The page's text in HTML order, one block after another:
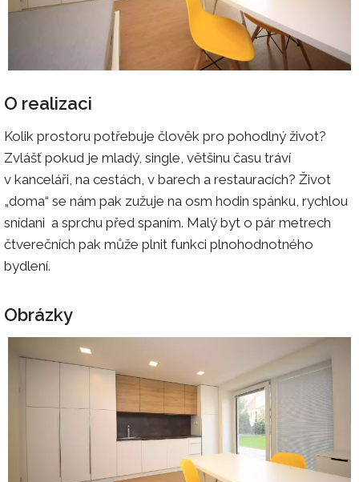
O realizaci
Kolik prostoru potřebuje člověk pro pohodlný život?
Zvlášť pokud je mladý, single, většinu času tráví
v kanceláři, na cestách, v barech a restauracích? Život
„doma“ se nám pak zužuje na osm hodin spánku, rychlou
snídani a sprchu před spaním. Malý byt o pár metrech
čtverečních pak může plnit funkci plnohodnotného
bydlení.
Obrázky